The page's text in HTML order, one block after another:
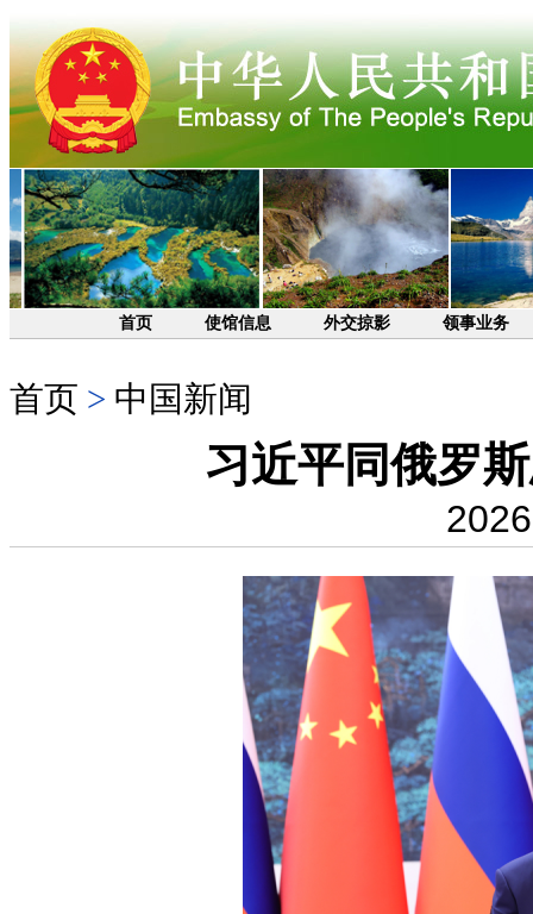
首页 使馆信息 外交掠影 领事业务
首页 > 中国新闻
习近平同俄罗